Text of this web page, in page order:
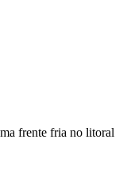
frente fria no litoral